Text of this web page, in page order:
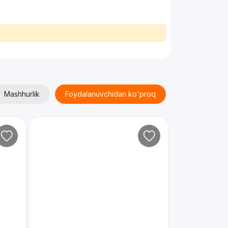
Mashhurlik Foydalanuvchidan ko'proq